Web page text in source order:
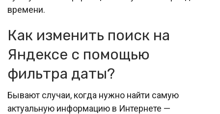
времени.
Как изменить поиск на
Яндексе с помощью
фильтра даты?
Бывают случаи, когда нужно найти самую
актуальную информацию в Интернете —